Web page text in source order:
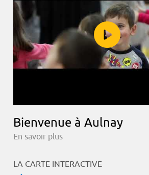
Bienvenue à Aulnay
En savoir plus
LA CARTE INTERACTIVE